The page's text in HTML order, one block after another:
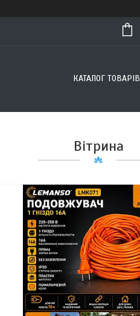
КАТАЛОГ ТОВАРІВ
Вітрина